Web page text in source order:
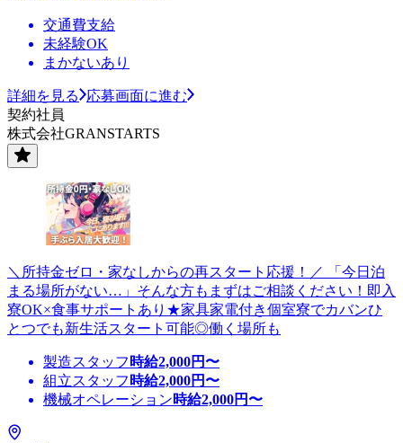
交通費支給
未経験OK
まかないあり
詳細を見る
応募画面に進む
契約社員
株式会社GRANSTARTS
＼所持金ゼロ・家なしからの再スタート応援！／ 「今日泊
まる場所がない…」そんな方もまずはご相談ください！即入
寮OK×食事サポートあり★家具家電付き個室寮でカバンひ
とつでも新生活スタート可能◎働く場所も
製造スタッフ 時給2,000円〜
組立スタッフ 時給2,000円〜
機械オペレーション時給2,000円〜